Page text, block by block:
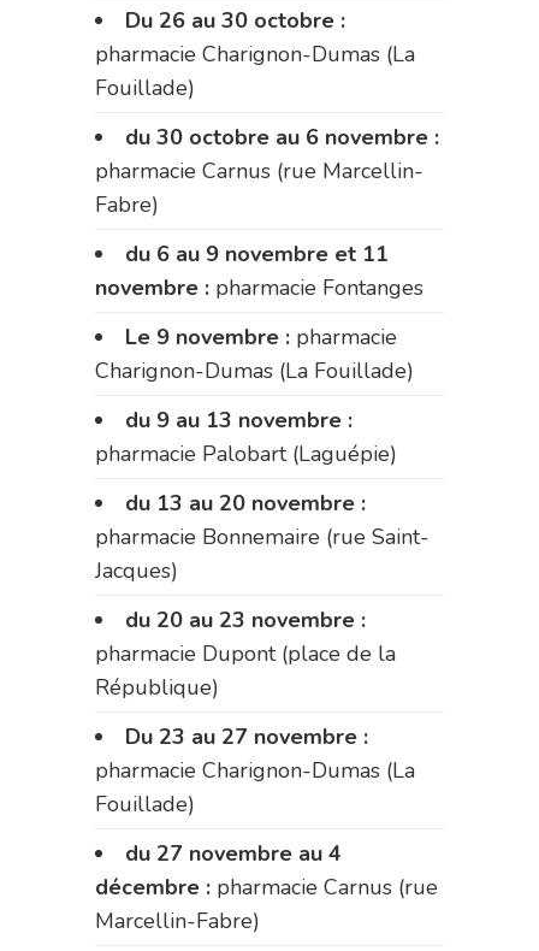
Du 26 au 30 octobre :
pharmacie Charignon-Dumas (La
Fouillade)
du 30 octobre au 6 novembre :
pharmacie Carnus (rue Marcellin-
Fabre)
du 6 au 9 novembre et 11
novembre : pharmacie Fontanges
Le 9 novembre : pharmacie
Charignon-Dumas (La Fouillade)
du 9 au 13 novembre :
pharmacie Palobart (Laguépie)
du 13 au 20 novembre :
pharmacie Bonnemaire (rue Saint-
Jacques)
du 20 au 23 novembre :
pharmacie Dupont (place de la
République)
Du 23 au 27 novembre :
pharmacie Charignon-Dumas (La
Fouillade)
du 27 novembre au 4
décembre : pharmacie Carnus (rue
Marcellin-Fabre)